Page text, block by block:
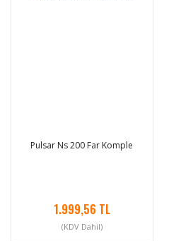
Pulsar Ns 200 Far Komple
1.999,56 TL
(KDV Dahil)